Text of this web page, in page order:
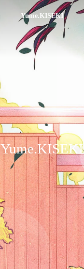
Yume.KISEKI
Yume.KISEKI